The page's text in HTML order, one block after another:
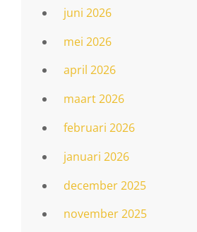
juni 2026
mei 2026
april 2026
maart 2026
februari 2026
januari 2026
december 2025
november 2025